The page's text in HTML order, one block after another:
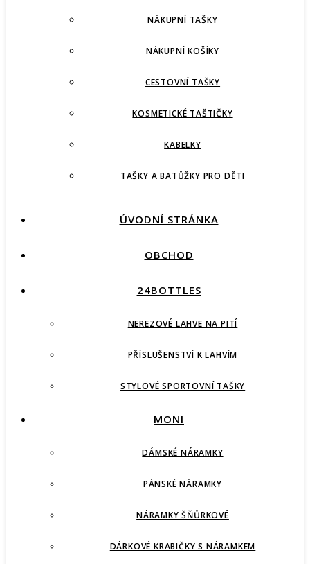
NÁKUPNÍ TAŠKY
NÁKUPNÍ KOŠÍKY
CESTOVNÍ TAŠKY
KOSMETICKÉ TAŠTIČKY
KABELKY
TAŠKY A BATŮŽKY PRO DĚTI
ÚVODNÍ STRÁNKA
OBCHOD
24BOTTLES
NEREZOVÉ LAHVE NA PITÍ
PŘÍSLUŠENSTVÍ K LAHVÍM
STYLOVÉ SPORTOVNÍ TAŠKY
MONI
DÁMSKÉ NÁRAMKY
PÁNSKÉ NÁRAMKY
NÁRAMKY ŠŇŮRKOVÉ
DÁRKOVÉ KRABIČKY S NÁRAMKEM